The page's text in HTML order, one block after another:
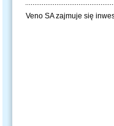
Veno SA zajmuje się